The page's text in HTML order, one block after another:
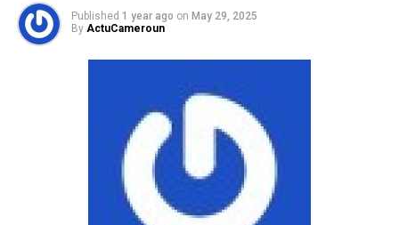
Published 1 year ago on May 29, 2025
By ActuCameroun